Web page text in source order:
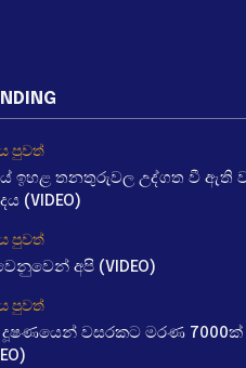
පුවත්
ඉහළ තනතුරුවල උද්ගත වී ඇති
(VIDEO)
පුවත්
අපි (VIDEO)
පුවත්
දූෂණයෙන් වසරකට මරණ 7000ක්